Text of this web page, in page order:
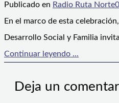
Publicado en Radio Ruta Norte
En el marco de esta
Desarrollo Social y Familia
Continuar leyendo ...
Deja un